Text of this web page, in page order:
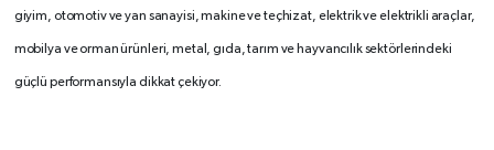
giyim, otomotiv ve yan sanayisi, makine ve teçhizat, elektrik ve elektrikli araçlar,
mobilya ve orman ürünleri, metal, gıda, tarım ve hayvancılık sektörlerindeki
güçlü performansıyla dikkat çekiyor.